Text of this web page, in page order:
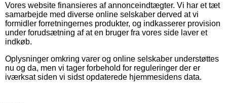
Vores website finansieres af annonceindtægter. Vi har et tæt
samarbejde med diverse online selskaber derved at vi
formidler forretningernes produkter, og indkasserer provision
under forudsætning af at en bruger fra vores side laver et
indkøb.
Oplysninger omkring varer og online selskaber understøttes
nu og da, men vi tager forbehold for reguleringer der er
iværksat siden vi sidst opdaterede hjemmesidens data.